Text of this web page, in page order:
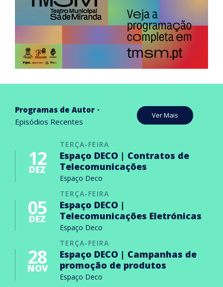
Programas de Autor
Episódios Recentes
Ver Mais
TERÇA-FEIRA
12
DEZ
Espaço DECO | Contratos de
Telecomunicações
Espaço Deco
TERÇA-FEIRA
05
DEZ
Espaço DECO |
Telecomunicações Eletrónicas
Espaço Deco
TERÇA-FEIRA
28
NOV
Espaço DECO | Campanhas de
promoção de produtos
Espaço Deco